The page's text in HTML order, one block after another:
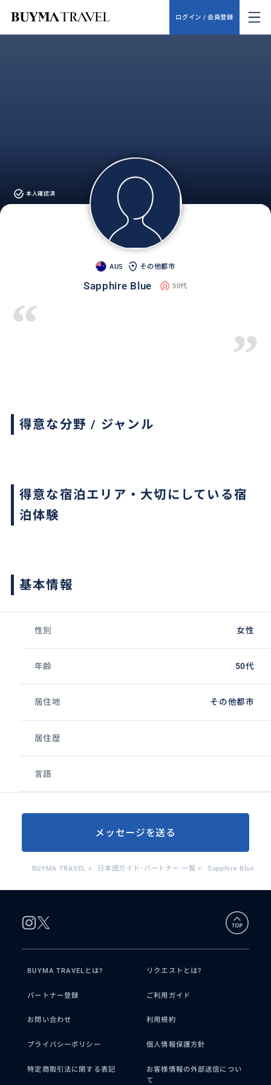
ログイン / 会員登録
本人確認済
AUS その他都市
Sapphire Blue 50代
“ ”
得意な分野 / ジャンル
得意な宿泊エリア・大切にしている宿
泊体験
基本情報
性別 女性
年齢 50代
居住地 その他都市
居住歴
言語
メッセージを送る
BUYMA TRAVEL > 日本語ガイド･パートナー 一覧 > Sapphire Blue
BUYMA TRAVELとは? リクエストとは?
パートナー登録 ご利用ガイド
お問い合わせ 利用規約
プライバシーポリシー 個人情報保護方針
特定商取引法に関する表記
お客様情報の外部送信につい
て